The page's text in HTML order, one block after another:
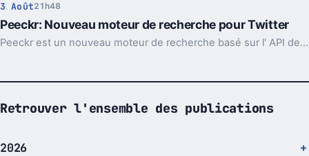
3 Août21h48
Peeckr: Nouveau moteur de recherche pour Twitter
Peeckr est un nouveau moteur de recherche basé sur l' API de Twitter.
Retrouver l'ensemble des publications
2026